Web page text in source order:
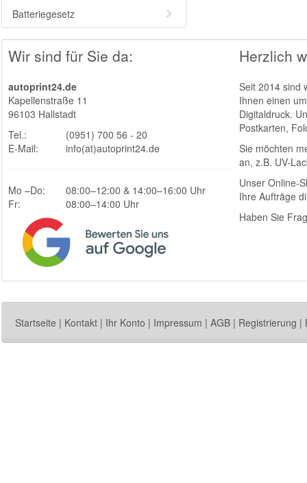
Wir sind für Sie da:
autoprint24.de
Kapellenstraße 11
96103 Hallstadt
Tel.:
(0951) 700 56 - 20
E-Mail:
info(at)autoprint24.de
Mo –Do:
08:00–12:00 & 14:00–16:00 Uhr
Fr:
08:00–14:00 Uhr
Herzlich
Seit 2014 sind
Ihnen einen
Digitaldruck.
Postkarten,
Sie möchten
an, z.B. UV-
Unser Online-
Ihre Aufträge
Haben Sie
Batteriegesetz
Startseite | Kontakt | Ihr Konto | Impressum | AGB | Registrierung |